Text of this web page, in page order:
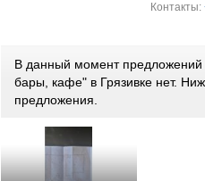
Контакты:
В данный момент
бары, кафе" в Грязивке нет.
предложения.